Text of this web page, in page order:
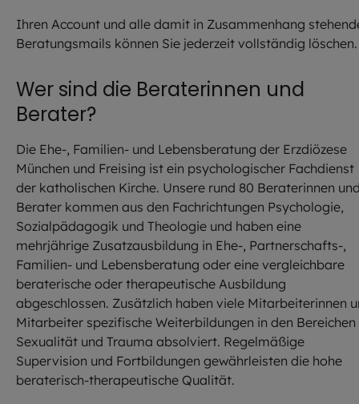
Ihren Account und alle damit in Zusammenhang
Beratungsmails können Sie jederzeit vollständig löschen.
Wer sind die Beraterinnen und
Berater?
Die Ehe-, Familien- und Lebensberatung der Erzdiözese
München und Freising ist ein psychologischer Fachdienst
der katholischen Kirche. Unsere rund 80 Beraterinnen
Berater kommen aus den Fachrichtungen Psychologie,
Sozialpädagogik und Theologie und haben eine
mehrjährige Zusatzausbildung in Ehe-, Partnerschafts-,
Familien- und Lebensberatung oder eine vergleichbare
beraterische oder therapeutische Ausbildung
abgeschlossen. Zusätzlich haben viele Mitarbeiterinnen
Mitarbeiter spezifische Weiterbildungen in den Bereichen
Sexualität und Trauma absolviert. Regelmäßige
Supervision und Fortbildungen gewährleisten die hohe
beraterisch-therapeutische Qualität.